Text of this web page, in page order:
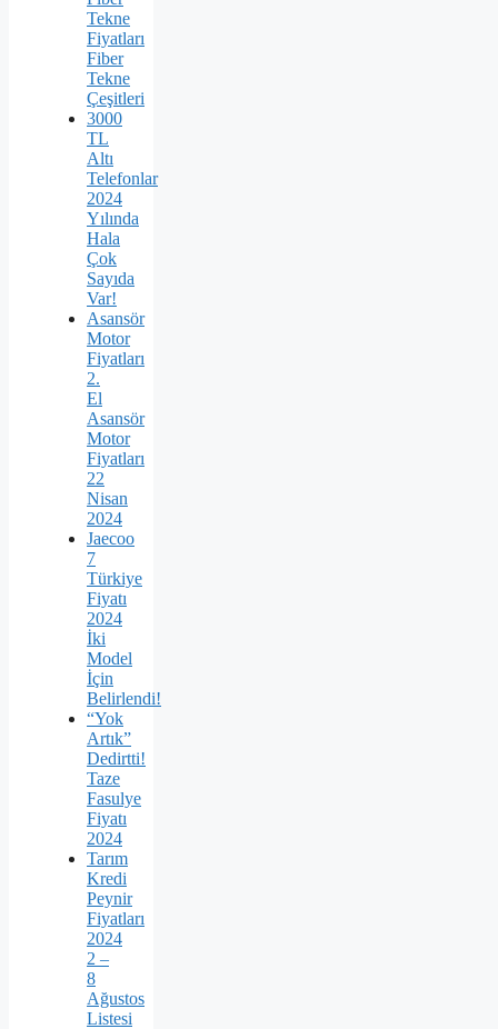
Tekne
Fiyatları
Fiber
Tekne
Çeşitleri
3000
TL
Altı
Telefonlar
2024
Yılında
Hala
Çok
Sayıda
Var!
Asansör
Motor
Fiyatları
2.
El
Asansör
Motor
Fiyatları
22
Nisan
2024
Jaecoo
7
Türkiye
Fiyatı
2024
İki
Model
İçin
Belirlendi!
“Yok
Artık”
Dedirtti!
Taze
Fasulye
Fiyatı
2024
Tarım
Kredi
Peynir
Fiyatları
2024
2 –
8
Ağustos
Listesi